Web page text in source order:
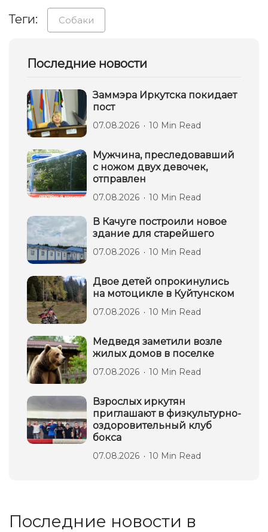
Теги: Собаки
Последние новости
Заммэра Иркутска покидает
пост
07.08.2026 10 Min Read
Мужчина, преследовавший
с ножом двух девочек,
отправлен
07.08.2026 10 Min Read
В Качуге построили новое
здание для старейшего
07.08.2026 10 Min Read
Двое детей опрокинулись
на мотоцикле в Куйтунском
07.08.2026 10 Min Read
Медведя заметили возле
жилых домов в поселке
07.08.2026 10 Min Read
Взрослых иркутян
приглашают в физкультурно-
оздоровительный клуб
бокса
07.08.2026 10 Min Read
Последние новости в